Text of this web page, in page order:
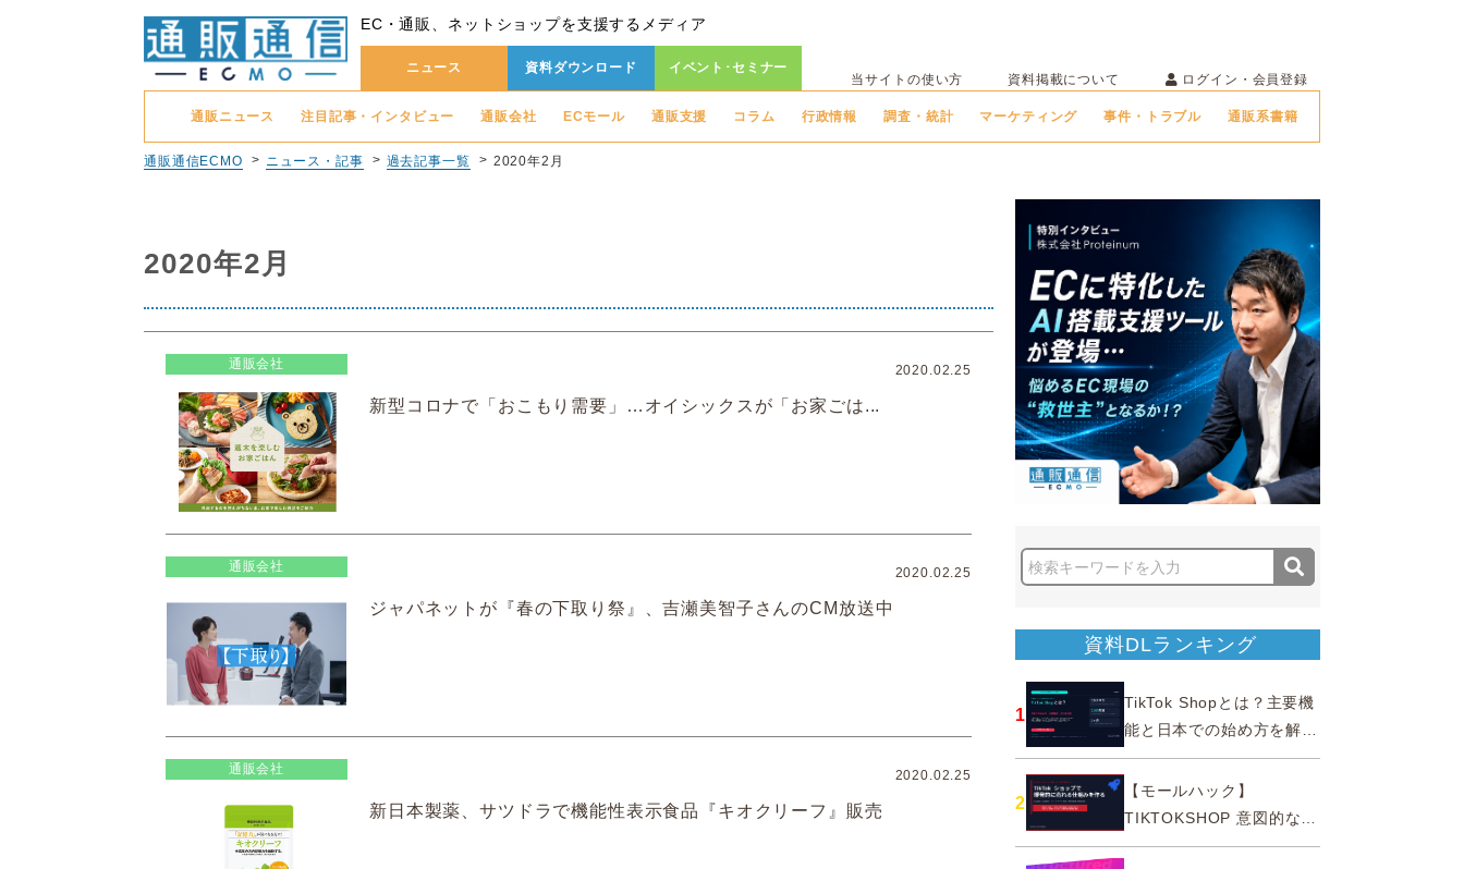
EC・通販、ネットショップを支援するメディア
ニュース 資料ダウンロード イベント･セミナー
当サイトの使い方 資料掲載について ログイン・会員登録
通販ニュース 注目記事・インタビュー 通販会社 ECモール 通販支援 コラム 行政情報 調査・統計 マーケティング 事件・トラブル 通販系書籍
通販通信ECMO ニュース・記事 過去記事一覧 2020年2月
2020年2月
通販会社 2020.02.25
新型コロナで「おこもり需要」…オイシックスが「お家ごは...
通販会社 2020.02.25
ジャパネットが『春の下取り祭』、吉瀬美智子さんのCM放送中
通販会社 2020.02.25
新日本製薬、サツドラで機能性表示食品『キオクリーフ』販売
資料DLランキング
1
TikTok Shopとは？主要機
能と日本での始め方を解説
｜公式認定パートナー
2
【モールハック】
TIKTOKSHOP 意図的なバ
ズを生む法則